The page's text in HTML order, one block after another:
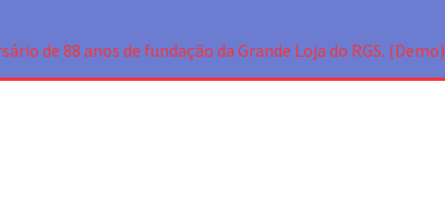
de 88 anos de fundação da Grande Loja do RGS. (Demo)